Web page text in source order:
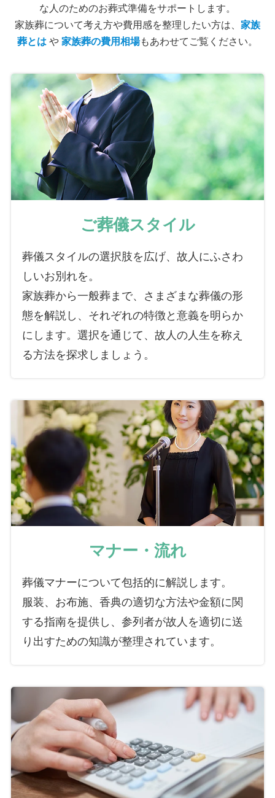
な人のためのお葬式準備をサポートします。
家族葬について考え方や費用感を整理したい方は、 家族
葬とはや家族葬の費用相場もあわせてご覧ください。
ご葬儀スタイル
葬儀スタイルの選択肢を広げ、故人にふさわ
しいお別れを。
家族葬から一般葬まで、さまざまな葬儀の形
態を解説し、それぞれの特徴と意義を明らか
にします。選択を通じて、故人の人生を称え
る方法を探求しましょう。
マナー・流れ
葬儀マナーについて包括的に解説します。
服装、お布施、香典の適切な方法や金額に関
する指南を提供し、参列者が故人を適切に送
り出すための知識が整理されています。